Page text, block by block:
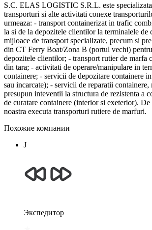
S.C. ELAS LOGISTIC S.R.L. este
transporturi si alte activitati conexe
urmeaza: - transport containerizat in trafic
la si de la depozitele clientilor la terminalele de
mijloace de transport specializate, precum si
din CT Ferry Boat/Zona B (portul vechi) pentru
depozitele clientilor; - transport rutier de marfa
din tara; - activitati de operare/manipulare in
containere; - servicii de depozitare containere
sau incarcate); - servicii de reparatii containere,
presupun inteventii la structura de rezistenta a
de curatare containere (interior si exeterior). De
noastra executa transporturi rutiere de marfuri.
Похожие компании
J
Экспедитор